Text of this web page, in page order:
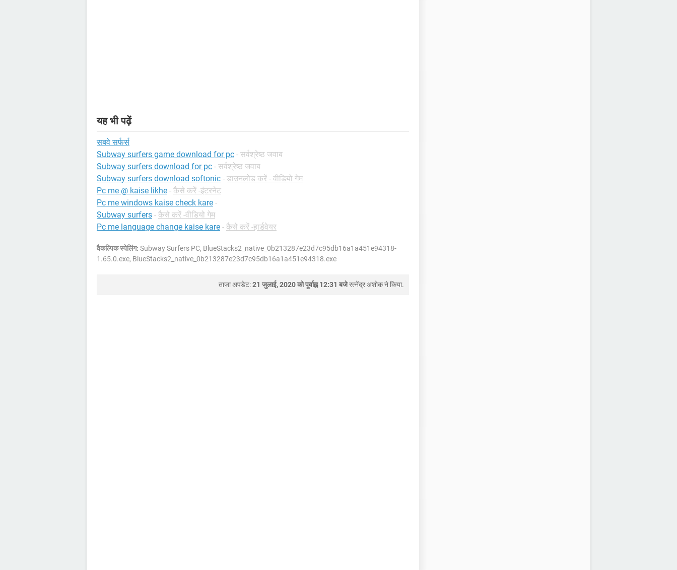
यह भी पढ़ें
सबवे सर्फर्स
Subway surfers game download for pc - सर्वश्रेष्ठ जवाब
Subway surfers download for pc - सर्वश्रेष्ठ जवाब
Subway surfers download softonic - डाउनलोड करें - वीडियो गेम
Pc me @ kaise likhe - कैसे करें -इंटरनेट
Pc me windows kaise check kare -
Subway surfers - कैसे करें -वीडियो गेम
Pc me language change kaise kare - कैसे करें -हार्डवेयर
वैकल्पिक स्पेलिंग: Subway Surfers PC, BlueStacks2_native_0b213287e23d7c95db16a1a451e94318-
1.65.0.exe, BlueStacks2_native_0b213287e23d7c95db16a1a451e94318.exe
ताजा अपडेट:21 जुलाई, 2020 को पूर्वाह्न 12:31 बजेरत्नेंद्र अशोकने किया.